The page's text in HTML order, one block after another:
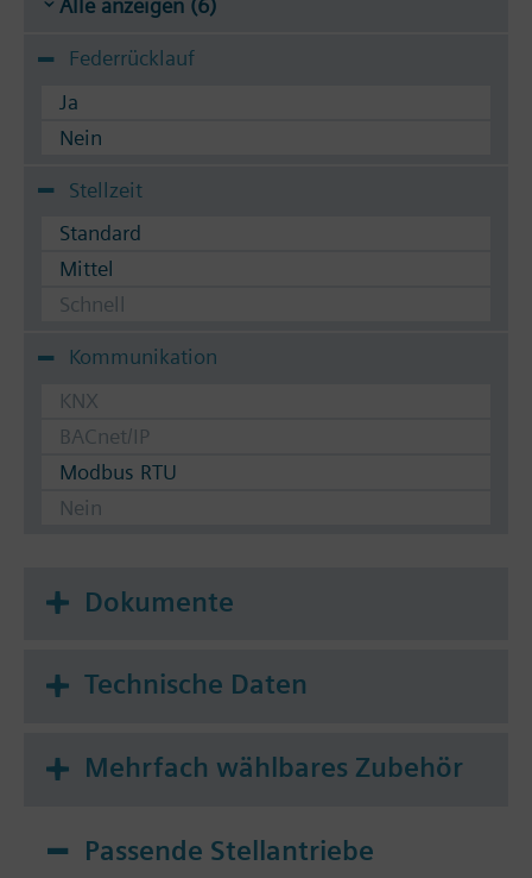
Alle anzeigen (6)
Federrücklauf
Ja
Nein
Stellzeit
Standard
Mittel
Schnell
Kommunikation
KNX
BACnet/IP
Modbus RTU
Nein
Dokumente
Technische Daten
Mehrfach wählbares Zubehör
Passende Stellantriebe